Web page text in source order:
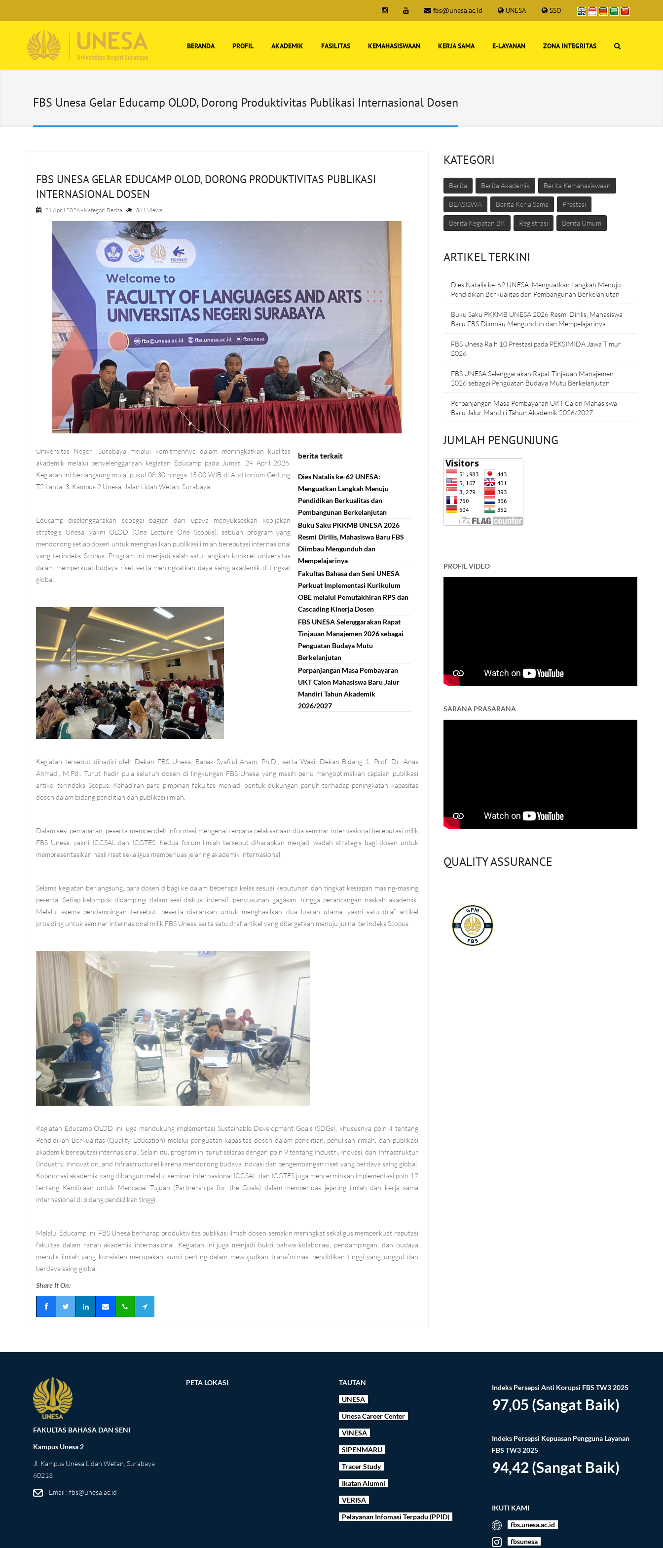
UNESA SSO
fbs@unesa.ac.id
BERANDA PROFIL AKADEMIK FASILITAS KEMAHASISWAAN KERJA SAMA E-LAYANAN ZONA INTEGRITAS
FBS Unesa Gelar Educamp OLOD, Dorong Produktivitas Publikasi Internasional Dosen
FBS UNESA GELAR EDUCAMP OLOD, DORONG PRODUKTIVITAS PUBLIKASI
INTERNASIONAL DOSEN
24 April 2026- Kategori Berita 381 Views
berita terkait
Dies Natalis ke-62 UNESA:
Menguatkan Langkah Menuju
Pendidikan Berkualitas dan
Pembangunan Berkelanjutan
Buku Saku PKKMB UNESA 2026
Resmi Dirilis, Mahasiswa Baru FBS
Diimbau Mengunduh dan
Mempelajarinya
Fakultas Bahasa dan Seni UNESA
Perkuat Implementasi Kurikulum
OBE melalui Pemutakhiran RPS dan
Cascading Kinerja Dosen
FBS UNESA Selenggarakan Rapat
Tinjauan Manajemen 2026 sebagai
Penguatan Budaya Mutu
Berkelanjutan
Perpanjangan Masa Pembayaran
UKT Calon Mahasiswa Baru Jalur
Mandiri Tahun Akademik
2026/2027
Universitas Negeri Surabaya melalui komitmennya dalam meningkatkan kualitas
akademik melalui penyelenggaraan kegiatan Educamp pada Jumat, 24 April 2026.
Kegiatan ini berlangsung mulai pukul 08.30 hingga 15.00 WIB di Auditorium Gedung
T2 Lantai 3, Kampus 2 Unesa, Jalan Lidah Wetan, Surabaya.
Educamp diselenggarakan sebagai bagian dari upaya menyukseskan kebijakan
strategis Unesa, yakni OLOD (One Lecture One Scopus), sebuah program yang
mendorong setiap dosen untuk menghasilkan publikasi ilmiah bereputasi internasional
yang terindeks Scopus. Program ini menjadi salah satu langkah konkret universitas
dalam memperkuat budaya riset serta meningkatkan daya saing akademik di tingkat
global.
Kegiatan tersebut dihadiri oleh Dekan FBS Unesa, Bapak Syafi'ul Anam, Ph.D., serta Wakil Dekan Bidang 1, Prof. Dr. Anas
Ahmadi, M.Pd.. Turut hadir pula seluruh dosen di lingkungan FBS Unesa yang masih perlu mengoptimalkan capaian publikasi
artikel terindeks Scopus. Kehadiran para pimpinan fakultas menjadi bentuk dukungan penuh terhadap peningkatan kapasitas
dosen dalam bidang penelitian dan publikasi ilmiah.
Dalam sesi pemaparan, peserta memperoleh informasi mengenai rencana pelaksanaan dua seminar internasional bereputasi milik
FBS Unesa, yakni ICCSAL dan ICGTES. Kedua forum ilmiah tersebut diharapkan menjadi wadah strategis bagi dosen untuk
mempresentasikan hasil riset sekaligus memperluas jejaring akademik internasional.
Selama kegiatan berlangsung, para dosen dibagi ke dalam beberapa kelas sesuai kebutuhan dan tingkat kesiapan masing-masing
peserta. Setiap kelompok didampingi dalam sesi diskusi intensif, penyusunan gagasan, hingga perancangan naskah akademik.
Melalui skema pendampingan tersebut, peserta diarahkan untuk menghasilkan dua luaran utama, yakni satu draf artikel
prosiding untuk seminar internasional milik FBS Unesa serta satu draf artikel yang ditargetkan menuju jurnal terindeks Scopus.
Kegiatan Educamp OLOD ini juga mendukung implementasi Sustainable Development Goals (SDGs), khususnya poin 4 tentang
Pendidikan Berkualitas (Quality Education) melalui penguatan kapasitas dosen dalam penelitian, penulisan ilmiah, dan publikasi
akademik bereputasi internasional. Selain itu, program ini turut selaras dengan poin 9 tentang Industri, Inovasi, dan Infrastruktur
(Industry, Innovation, and Infrastructure) karena mendorong budaya inovasi dan pengembangan riset yang berdaya saing global.
Kolaborasi akademik yang dibangun melalui seminar internasional ICCSAL dan ICGTES juga mencerminkan implementasi poin 17
tentang Kemitraan untuk Mencapai Tujuan (Partnerships for the Goals) dalam memperluas jejaring ilmiah dan kerja sama
internasional di bidang pendidikan tinggi.
Melalui Educamp ini, FBS Unesa berharap produktivitas publikasi ilmiah dosen semakin meningkat sekaligus memperkuat reputasi
fakultas dalam ranah akademik internasional. Kegiatan ini juga menjadi bukti bahwa kolaborasi, pendampingan, dan budaya
menulis ilmiah yang konsisten merupakan kunci penting dalam mewujudkan transformasi pendidikan tinggi yang unggul dan
berdaya saing global.
Share It On:
KATEGORI
Berita Berita Akademik Berita Kemahasiswaan
BEASISWA Berita Kerja Sama Prestasi
Berita Kegiatan BK Registrasi Berita Umum
ARTIKEL TERKINI
Dies Natalis ke-62 UNESA: Menguatkan Langkah Menuju
Pendidikan Berkualitas dan Pembangunan Berkelanjutan
Buku Saku PKKMB UNESA 2026 Resmi Dirilis, Mahasiswa
Baru FBS Diimbau Mengunduh dan Mempelajarinya
FBS Unesa Raih 10 Prestasi pada PEKSIMIDA Jawa Timur
2026
FBS UNESA Selenggarakan Rapat Tinjauan Manajemen
2026 sebagai Penguatan Budaya Mutu Berkelanjutan
Perpanjangan Masa Pembayaran UKT Calon Mahasiswa
Baru Jalur Mandiri Tahun Akademik 2026/2027
JUMLAH PENGUNJUNG
PROFIL VIDEO
SARANA PRASARANA
QUALITY ASSURANCE
FAKULTAS BAHASA DAN SENI
Kampus Unesa 2
Jl. Kampus Unesa Lidah Wetan, Surabaya
60213
Email : fbs@unesa.ac.id
PETA LOKASI
TAUTAN
UNESA
Unesa Career Center
VINESA
SIPENMARU
Tracer Study
Ikatan Alumni
VERISA
Pelayanan Infomasi Terpadu (PPID)
Indeks Persepsi Anti Korupsi FBS TW3 2025
97,05 (Sangat Baik)
Indeks Persepsi Kepuasan Pengguna Layanan
FBS TW3 2025
94,42 (Sangat Baik)
IKUTI KAMI
fbs.unesa.ac.id
fbsunesa